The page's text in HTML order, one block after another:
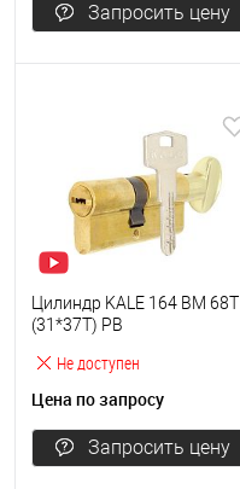
Запросить цену
Не доступен
Цилиндр KALE 164 BM 68T
(31*37T) PB
Цена по запросу
Запросить цену